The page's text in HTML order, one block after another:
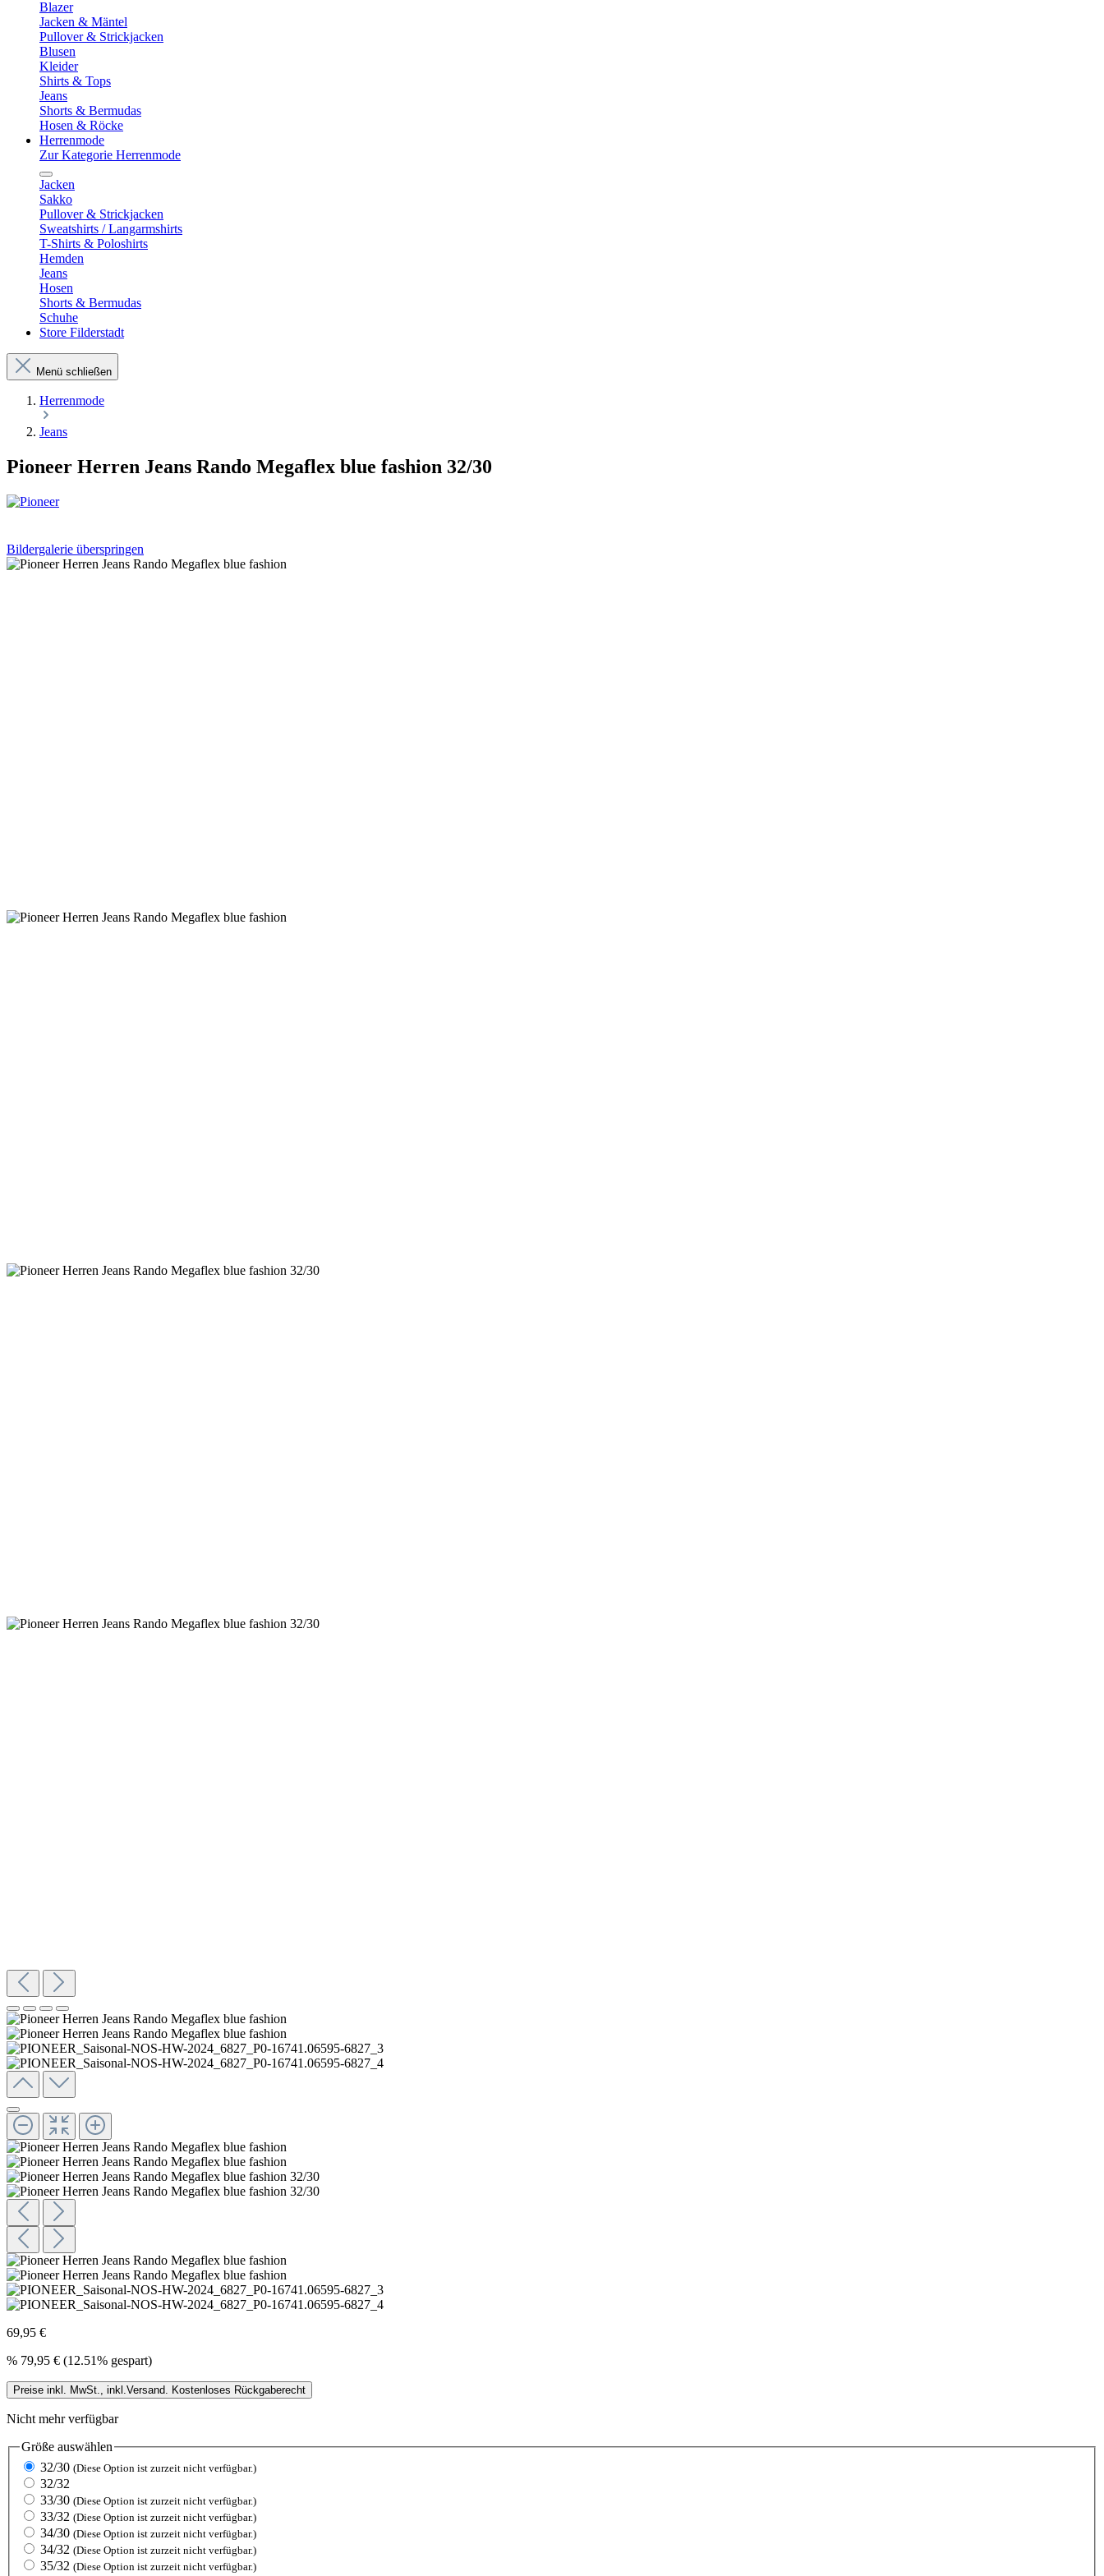
Blazer
Jacken & Mäntel
Pullover & Strickjacken
Blusen
Kleider
Shirts & Tops
Jeans
Shorts & Bermudas
Hosen & Röcke
Herrenmode
Zur Kategorie Herrenmode
Jacken
Sakko
Pullover & Strickjacken
Sweatshirts / Langarmshirts
T-Shirts & Poloshirts
Hemden
Jeans
Hosen
Shorts & Bermudas
Schuhe
Store Filderstadt
Menü schließen
Herrenmode
Jeans
Pioneer Herren Jeans Rando Megaflex blue fashion 32/30
Bildergalerie überspringen
69,95 €
% 79,95 € (12.51% gespart)
Preise inkl. MwSt., inkl.Versand. Kostenloses Rückgaberecht
Nicht mehr verfügbar
Größe auswählen
32/30 (Diese Option ist zurzeit nicht verfügbar.)
32/32
33/30 (Diese Option ist zurzeit nicht verfügbar.)
33/32 (Diese Option ist zurzeit nicht verfügbar.)
34/30 (Diese Option ist zurzeit nicht verfügbar.)
34/32 (Diese Option ist zurzeit nicht verfügbar.)
35/32 (Diese Option ist zurzeit nicht verfügbar.)